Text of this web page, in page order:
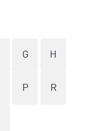
G H
P R